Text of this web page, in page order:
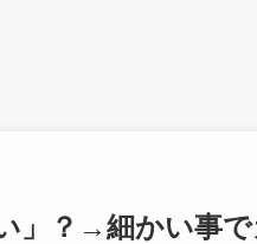
」？→細かい事